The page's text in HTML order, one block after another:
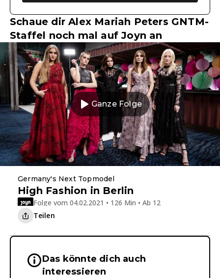
Schaue dir Alex Mariah Peters GNTM-
Staffel noch mal auf Joyn an
Ganze Folge
Germany's Next Topmodel
High Fashion in Berlin
Folge vom 04.02.2021 • 126 Min • Ab 12
Teilen
Wichtige Hinweise &
Das könnte dich auch
interessieren